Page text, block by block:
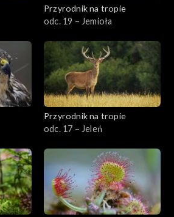
Przyrodnik na tropie
odc. 19 – Jemioła
Przyrodnik na tropie
odc. 17 – Jeleń